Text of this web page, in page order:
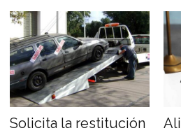
Solicita la restitución